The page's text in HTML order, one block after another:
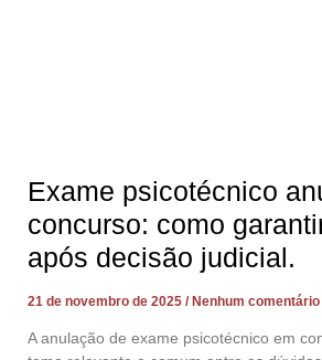
Exame psicotécnico
concurso: como
após decisão judicial.
21 de novembro de 2025 Nenhum comentário
A anulação de exame psicotécnico em